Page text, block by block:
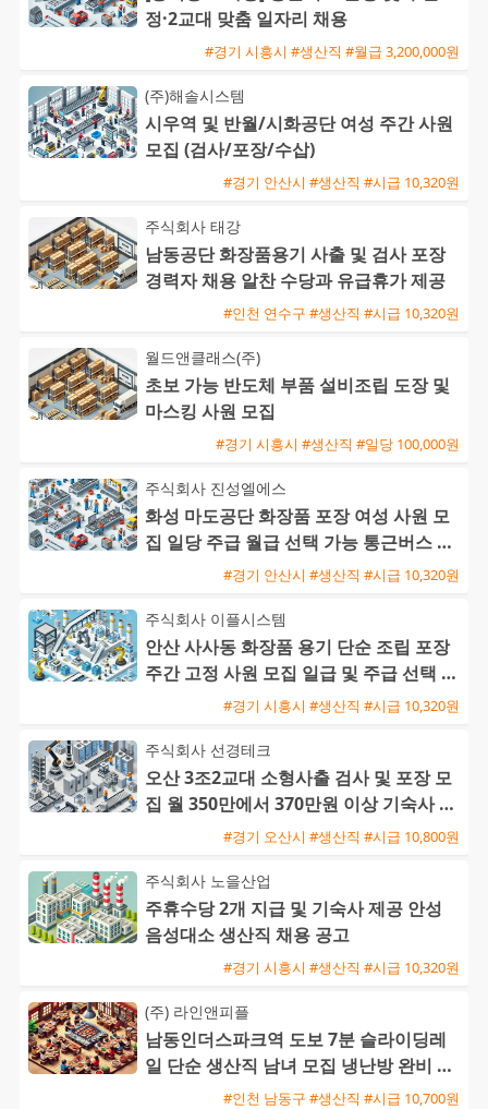
정·2교대 맞춤 일자리 채용
#경기 시흥시 #생산직 #월급 3,200,000원
(주)해솔시스템
시우역 및 반월/시화공단 여성 주간 사원
모집 (검사/포장/수삽)
#경기 안산시 #생산직 #시급 10,320원
주식회사 태강
남동공단 화장품용기 사출 및 검사 포장
경력자 채용 알찬 수당과 유급휴가 제공
#인천 연수구 #생산직 #시급 10,320원
월드앤클래스(주)
초보 가능 반도체 부품 설비조립 도장 및
마스킹 사원 모집
#경기 시흥시 #생산직 #일당 100,000원
주식회사 진성엘에스
화성 마도공단 화장품 포장 여성 사원 모
집 일당 주급 월급 선택 가능 통근버스 운
#경기 안산시 #생산직 #시급 10,320원
주식회사 이플시스템
안산 사사동 화장품 용기 단순 조립 포장
주간 고정 사원 모집 일급 및 주급 선택 가
#경기 시흥시 #생산직 #시급 10,320원
주식회사 선경테크
오산 3조2교대 소형사출 검사 및 포장 모
집 월 350만에서 370만원 이상 기숙사 지
원 및 통근버스 운행
#경기 오산시 #생산직 #시급 10,800원
주식회사 노을산업
주휴수당 2개 지급 및 기숙사 제공 안성
음성대소 생산직 채용 공고
#경기 시흥시 #생산직 #시급 10,320원
(주) 라인앤피플
남동인더스파크역 도보 7분 슬라이딩레
일 단순 생산직 남녀 모집 냉난방 완비 주
급 신청 가능#인천 남동구 #생산직 #시급 10,700원